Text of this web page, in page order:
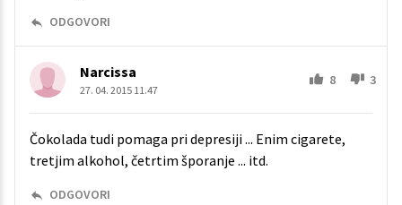
ODGOVORI
Narcissa
27. 04. 2015 11.47
8 3
Čokolada tudi pomaga pri depresiji ... Enim cigarete,
tretjim alkohol, četrtim šporanje ... itd.
ODGOVORI